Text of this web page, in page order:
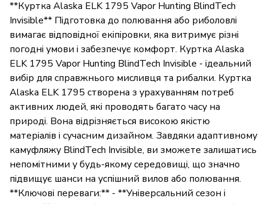
**Куртка Alaska ELK 1795 Vapor Hunting BlindTech
Invisible** Підготовка до полювання або риболовлі
вимагає відповідної екіпіровки, яка витримує різні
погодні умови і забезпечує комфорт. Куртка Alaska
ELK 1795 Vapor Hunting BlindTech Invisible - ідеальний
вибір для справжнього мисливця та рибалки. Куртка
Alaska ELK 1795 створена з урахуванням потреб
активних людей, які проводять багато часу на
природі. Вона відрізняється високою якістю
матеріалів і сучасним дизайном. Завдяки адаптивному
камуфляжу BlindTech Invisible, ви зможете залишатись
непомітними у будь-якому середовищі, що значно
підвищує шанси на успішний вилов або полювання.
**Ключові переваги:** - **Універсальний сезон і